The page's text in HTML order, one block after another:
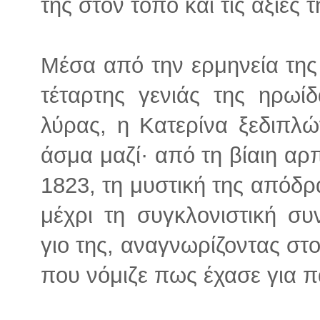
της στον τόπο και τις αξίες
Μέσα από την ερμηνεία
τέταρτης γενιάς της
λύρας, η Κατερίνα
άσμα μαζί· από τη βίαιη
1823, τη μυστική της
μέχρι τη συγκλονιστική
γιο της, αναγνωρίζοντας
που νόμιζε πως έχασε για